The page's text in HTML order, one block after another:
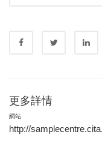
更多詳情
網站
http://